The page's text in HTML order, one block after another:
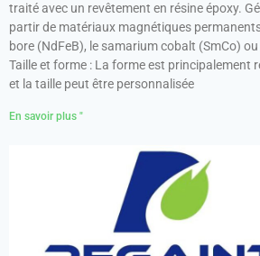
traité avec un revêtement en résine époxy.
partir de matériaux magnétiques
bore (NdFeB), le samarium cobalt (SmCo)
Taille et forme : La forme est principalement
et la taille peut être personnalisée
En savoir plus "